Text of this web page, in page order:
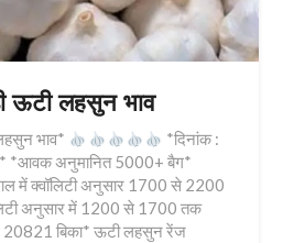
ऊटी लहसुन भाव
भाव*
*दिनांक :
*आवक अनुमानित 5000+ बैग*
में क्वॉलिटी अनुसार 1700 से 2200
अनुसार में 1200 से 1700 तक
बिका* ऊटी लहसुन रेंज